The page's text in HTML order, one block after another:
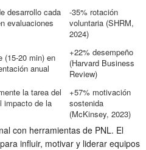
desarrollo cada
evaluaciones
-35% rotación
voluntaria (SHRM,
2024)
(15-20 min) en
anual
+22% desempeño
(Harvard Business
Review)
la tarea del
impacto de la
+57% motivación
sostenida
(McKinsey, 2023)
con herramientas de PNL. El
influir, motivar y liderar equipos